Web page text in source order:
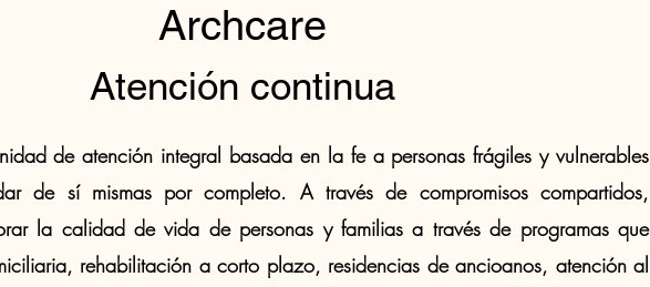
Archcare
Atención continua
de atención integral basada en la fe a personas frágiles y vulnerables
de sí mismas por completo. A través de compromisos compartidos,
la calidad de vida de personas y familias a través de programas que
rehabilitación a corto plazo, residencias de ancioanos, atención al